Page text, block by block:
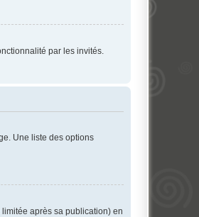
par les invités.
Une liste des options
après sa publication) en